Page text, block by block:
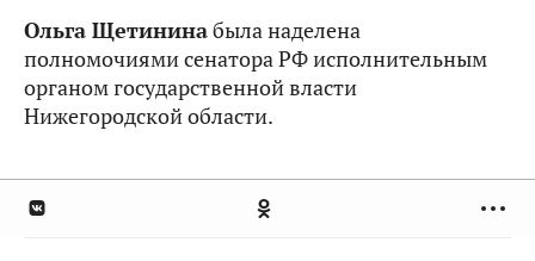
Ольга Щетининабыла наделена
полномочиями сенатора РФ исполнительным
органом государственной власти
Нижегородской области.